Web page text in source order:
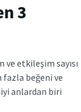
3
etkileşim sayısı
fazla beğeni ve
anlardan biri